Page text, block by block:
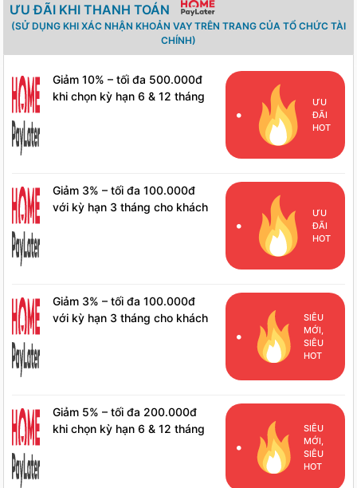
ƯU ĐÃI KHI THANH TOÁN
(SỬ DỤNG KHI XÁC NHẬN KHOẢN VAY TRÊN TRANG CỦA TỔ CHỨC TÀI
CHÍNH)
Giảm 10% – tối đa 500.000đ
khi chọn kỳ hạn 6 & 12 tháng
ƯU
ĐÃI
HOT
Giảm 3% – tối đa 100.000đ
với kỳ hạn 3 tháng cho khách
ƯU
ĐÃI
HOT
Giảm 3% – tối đa 100.000đ
với kỳ hạn 3 tháng cho khách
SIÊU
MỚI,
SIÊU
HOT
Giảm 5% – tối đa 200.000đ
khi chọn kỳ hạn 6 & 12 tháng
SIÊU
MỚI,
SIÊU
HOT